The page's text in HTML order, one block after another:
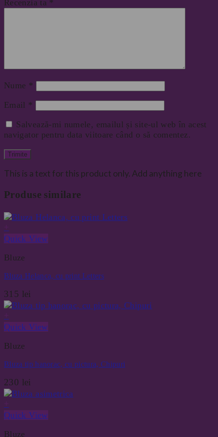
Recenzia ta *
Nume *
Email *
Salvează-mi numele, emailul și site-ul web în acest
navigator pentru data viitoare când o să comentez.
This is a text for this product only. Add anything here
Produse similare
Quick View
Bluze
Bluza Helanca, cu print Letters
315 lei
Quick View
Bluze
Bluza tip hanorac, cu pictura, Chipuri
230 lei
Quick View
Bluze